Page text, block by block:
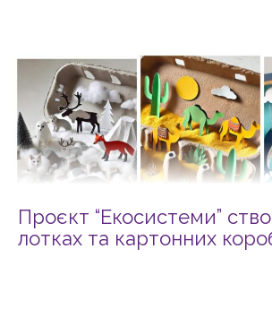
Проєкт “Екосистеми”
лотках та картонних